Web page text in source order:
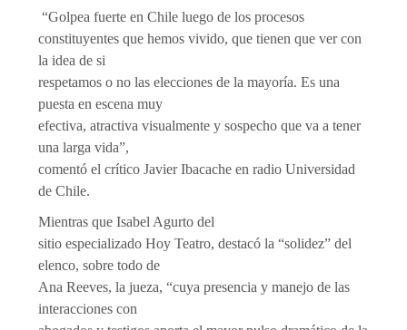
“Golpea fuerte en Chile luego de los procesos
constituyentes que hemos vivido, que tienen que ver con
la idea de si
respetamos o no las elecciones de la mayoría. Es una
puesta en escena muy
efectiva, atractiva visualmente y sospecho que va a tener
una larga vida”,
comentó el crítico Javier Ibacache en radio Universidad
de Chile.
Mientras que Isabel Agurto del
sitio especializado Hoy Teatro, destacó la “solidez” del
elenco, sobre todo de
Ana Reeves, la jueza, “cuya presencia y manejo de las
interacciones con